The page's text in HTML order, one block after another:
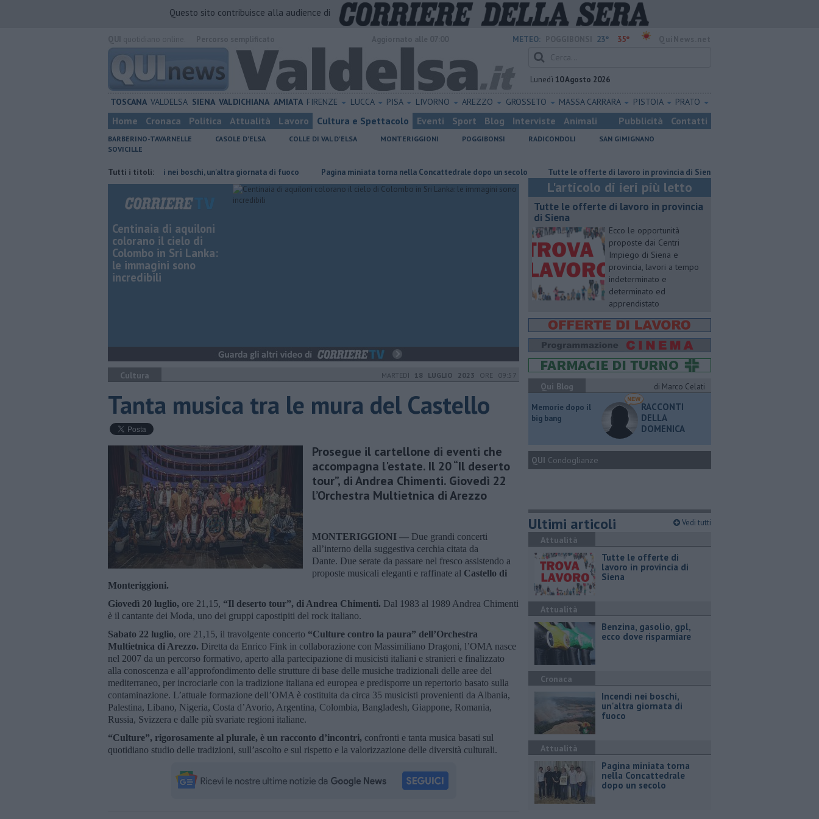
Questo sito contribuisce alla audience di
METEO: 23° 35°
Lunedì 10 Agosto 2026
TOSCANA VALDELSA SIENA VALDICHIANA AMIATA FIRENZE LUCCA PISA LIVORNO AREZZO GROSSETO MASSA CARRARA PISTOIA PRATO
Home Cronaca Politica Attualità Lavoro Cultura e Spettacolo Eventi Sport Blog Interviste Animali Pubblicità Contatti
BARBERINO-TAVARNELLE CASOLE D'ELSA COLLE DI VAL D'ELSA MONTERIGGIONI POGGIBONSI RADICONDOLI
SAN GIMIGNANO
SOVICILLE
Tutti i titoli:
Incendi nei boschi, un'altra giornata di fuoco Pagina miniata torna nella Concattedrale dopo un secolo ​Tutte le offerte di lavoro in provincia di Siena ​Benzina, gasolio, gpl, ecco
Centinaia di aquiloni
colorano il cielo di
Colombo in Sri Lanka:
le immagini sono
incredibili
Cultura MARTEDÌ 18 LUGLIO 2023 ORE 09:57
Tanta musica tra le mura del Castello
Prosegue il cartellone di eventi che
accompagna l'estate. Il 20 “Il deserto
tour”, di Andrea Chimenti. Giovedì 22
l’Orchestra Multietnica di Arezzo
MONTERIGGIONI — Due grandi concerti
all’interno della suggestiva cerchia citata da
Dante. Due serate da passare nel fresco assistendo a
proposte musicali eleganti e raffinate al Castello di
Monteriggioni.
Giovedì 20 luglio, ore 21,15, “Il deserto tour”, di Andrea Chimenti. Dal 1983 al 1989 Andrea Chimenti
è il cantante dei Moda, uno dei gruppi capostipiti del rock italiano.
Sabato 22 luglio, ore 21,15, il travolgente concerto “Culture contro la paura” dell’Orchestra
Multietnica di Arezzo. Diretta da Enrico Fink in collaborazione con Massimiliano Dragoni, l’OMA nasce
nel 2007 da un percorso formativo, aperto alla partecipazione di musicisti italiani e stranieri e finalizzato
alla conoscenza e all’approfondimento delle strutture di base delle musiche tradizionali delle aree del
mediterraneo, per incrociarle con la tradizione italiana ed europea e predisporre un repertorio basato sulla
contaminazione. L’attuale formazione dell’OMA è costituita da circa 35 musicisti provenienti da Albania,
Palestina, Libano, Nigeria, Costa d’Avorio, Argentina, Colombia, Bangladesh, Giappone, Romania,
Russia, Svizzera e dalle più svariate regioni italiane.
“Culture”, rigorosamente al plurale, è un racconto d’incontri, confronti e tanta musica basati sul
quotidiano studio delle tradizioni, sull’ascolto e sul rispetto e la valorizzazione delle diversità culturali.
L'articolo di ieri più letto
​Tutte le offerte di lavoro in provincia
di Siena
Ecco le opportunità
proposte dai Centri
Impiego di Siena e
provincia, lavori a tempo
indeterminato e
determinato ed
apprendistato
Qui Blog
di Marco Celati
Memorie dopo il
big bang
RACCONTI
DELLA
DOMENICA
QUI Condoglianze
Ultimi articoli Vedi tutti
Attualità
​Tutte le offerte di
lavoro in provincia di
Siena
Attualità
​Benzina, gasolio, gpl,
ecco dove risparmiare
Cronaca
Incendi nei boschi,
un'altra giornata di
fuoco
Attualità
Pagina miniata torna
nella Concattedrale
dopo un secolo